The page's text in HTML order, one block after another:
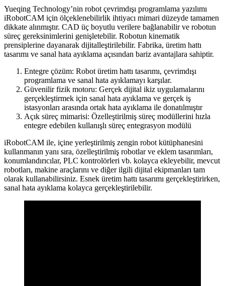
Yueqing Technology’nin robot çevrimdışı programlama yazılımı
iRobotCAM için ölçeklenebilirlik ihtiyacı mimari düzeyde tamamen
dikkate alınmıştır. CAD üç boyutlu verilere bağlanabilir ve robotun
süreç gereksinimlerini genişletebilir. Robotun kinematik
prensiplerine dayanarak dijitalleştirilebilir. Fabrika, üretim hattı
tasarımı ve sanal hata ayıklama açısından bariz avantajlara sahiptir.
Entegre çözüm: Robot üretim hattı tasarımı, çevrimdışı
programlama ve sanal hata ayıklamayı karşılar.
Güvenilir fizik motoru: Gerçek dijital ikiz uygulamalarını
gerçekleştirmek için sanal hata ayıklama ve gerçek iş
istasyonları arasında ortak hata ayıklama ile donatılmıştır
Açık süreç mimarisi: Özelleştirilmiş süreç modüllerini hızla
entegre edebilen kullanışlı süreç entegrasyon modülü
iRobotCAM ile, içine yerleştirilmiş zengin robot kütüphanesini
kullanmanın yanı sıra, özelleştirilmiş robotlar ve eklem tasarımları,
konumlandırıcılar, PLC kontrolörleri vb. kolayca ekleyebilir, mevcut
robotları, makine araçlarını ve diğer ilgili dijital ekipmanları tam
olarak kullanabilirsiniz. Esnek üretim hattı tasarımı gerçekleştirirken,
sanal hata ayıklama kolayca gerçekleştirilebilir.